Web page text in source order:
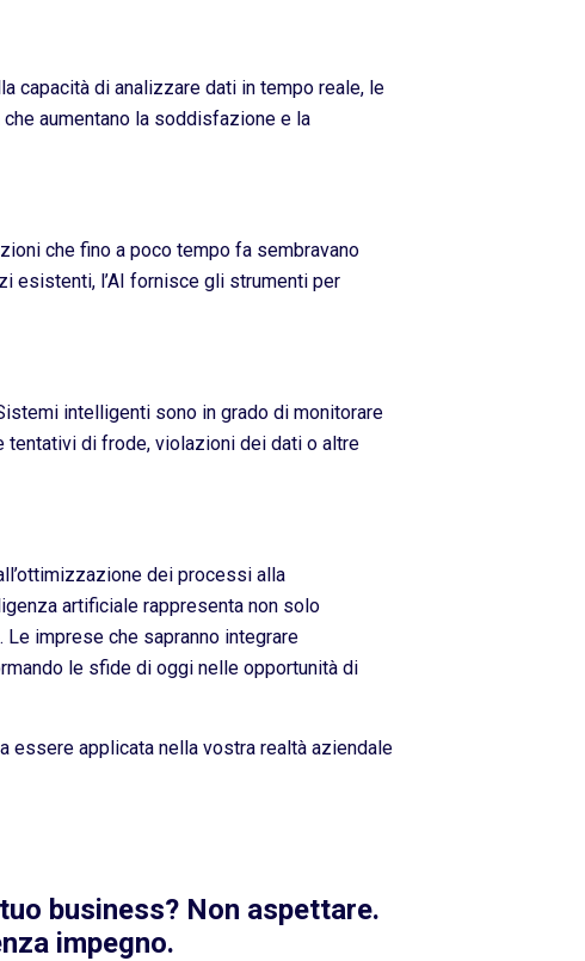
capacità di analizzare dati in tempo reale, le
aumentano la soddisfazione e la
che fino a poco tempo fa sembravano
esistenti, l’AI fornisce gli strumenti per
intelligenti sono in grado di monitorare
tentativi di frode, violazioni dei dati o altre
dei processi alla
artificiale rappresenta non solo
imprese che sapranno integrare
le sfide di oggi nelle opportunità di
essere applicata nella vostra realtà aziendale
business? Non aspettare.
impegno.